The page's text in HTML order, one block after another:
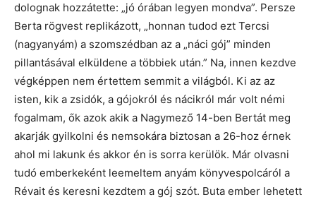
dolognak hozzátette: „jó órában legyen mondva”. Persze
Berta rögvest replikázott, „honnan tudod ezt Tercsi
(nagyanyám) a szomszédban az a „náci gój” minden
pillantásával elküldene a többiek után.” Na, innen kezdve
végképpen nem értettem semmit a világból. Ki az az
isten, kik a zsidók, a gójokról és nácikról már volt némi
fogalmam, ők azok akik a Nagymező 14-ben Bertát meg
akarják gyilkolni és nemsokára biztosan a 26-hoz érnek
ahol mi lakunk és akkor én is sorra kerülök. Már olvasni
tudó emberkeként leemeltem anyám könyvespolcáról a
Révait és keresni kezdtem a gój szót. Buta ember lehetett